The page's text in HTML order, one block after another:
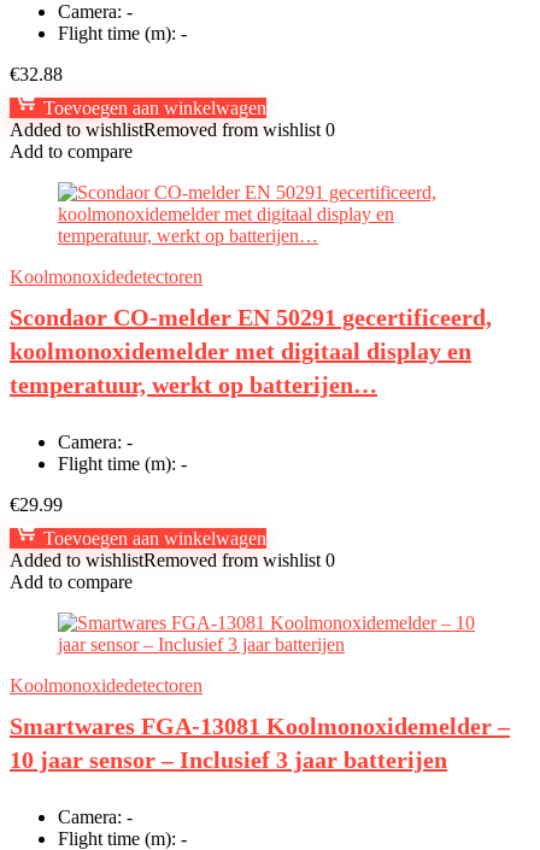
Camera: -
Flight time (m): -
€32.88
Toevoegen aan winkelwagen
Added to wishlistRemoved from wishlist 0
Add to compare
Koolmonoxidedetectoren
Scondaor CO-melder EN 50291 gecertificeerd,
koolmonoxidemelder met digitaal display en
temperatuur, werkt op batterijen…
Camera: -
Flight time (m): -
€29.99
Toevoegen aan winkelwagen
Added to wishlistRemoved from wishlist 0
Add to compare
Koolmonoxidedetectoren
Smartwares FGA-13081 Koolmonoxidemelder –
10 jaar sensor – Inclusief 3 jaar batterijen
Camera: -
Flight time (m): -